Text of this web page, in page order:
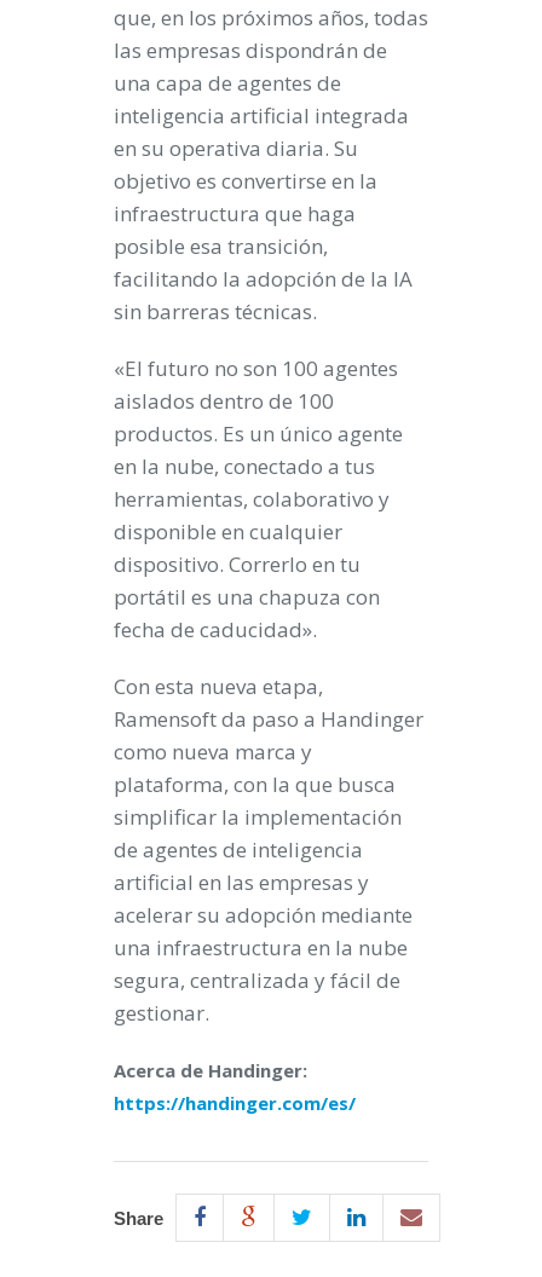
que, en los próximos años, todas
las empresas dispondrán de
una capa de agentes de
inteligencia artificial integrada
en su operativa diaria. Su
objetivo es convertirse en la
infraestructura que haga
posible esa transición,
facilitando la adopción de la IA
sin barreras técnicas.
«El futuro no son 100 agentes
aislados dentro de 100
productos. Es un único agente
en la nube, conectado a tus
herramientas, colaborativo y
disponible en cualquier
dispositivo. Correrlo en tu
portátil es una chapuza con
fecha de caducidad».
Con esta nueva etapa,
Ramensoft da paso a Handinger
como nueva marca y
plataforma, con la que busca
simplificar la implementación
de agentes de inteligencia
artificial en las empresas y
acelerar su adopción mediante
una infraestructura en la nube
segura, centralizada y fácil de
gestionar.
Acerca de Handinger:
https://handinger.com/es/
Share